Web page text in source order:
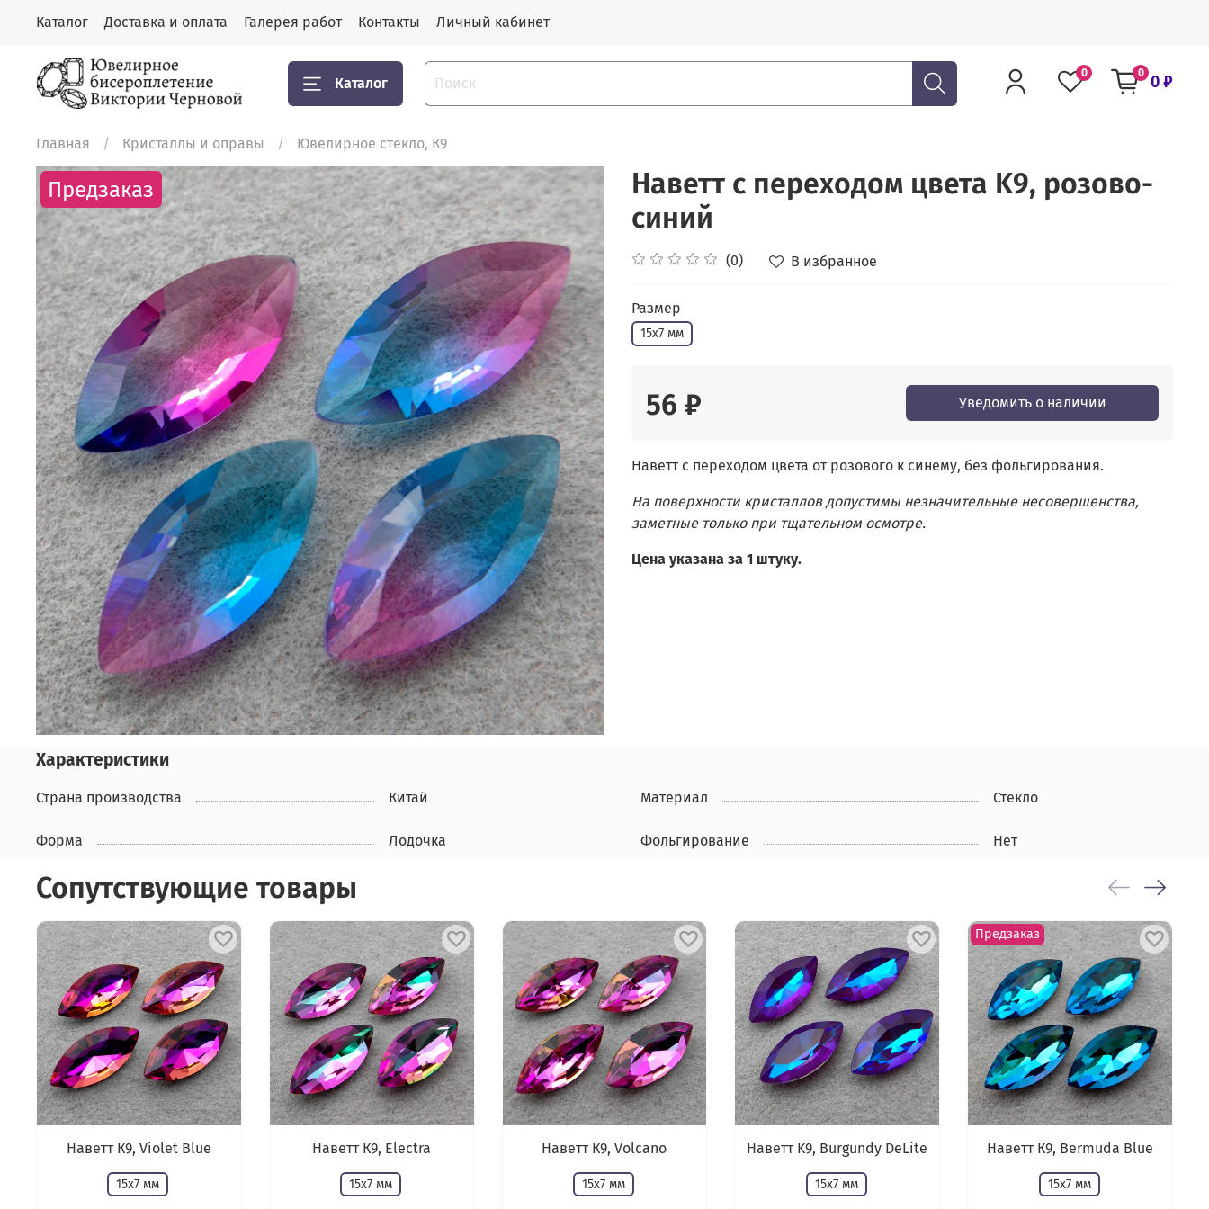
Каталог Доставка и оплата Галерея работ Контакты Личный кабинет
Каталог
0 0 0 ₽
Главная Кристаллы и оправы Ювелирное стекло, К9
Предзаказ
Наветт с переходом цвета K9, розово-
синий
(0) В избранное
Размер
15х7 мм
56 ₽ Уведомить о наличии
Наветт с переходом цвета от розового к синему, без фольгирования.
На поверхности кристаллов допустимы незначительные несовершенства,
заметные только при тщательном осмотре.
Цена указана за 1 штуку.
Характеристики
Страна производства Китай Материал Стекло
Форма Лодочка Фольгирование Нет
Сопутствующие товары
Наветт К9, Violet Blue
15х7 мм
Наветт К9, Electra
15х7 мм
Наветт К9, Volcano
15х7 мм
Наветт K9, Burgundy DeLite
15х7 мм
Предзаказ
Наветт К9, Bermuda Blue
15х7 мм